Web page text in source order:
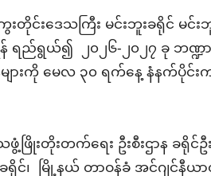
းတိုင်းဒေသကြီး မင်းဘူးခရိုင် မင်
ရည်ရွယ်၍ ၂၀၂၆-၂၀၂၇ ခု ဘဏ္ဍ
းကို မေလ ၃၀ ရက်နေ့ နံနက်ပိုင်းက
ဖြိုးတိုးတက်ရေး ဦးစီးဌာန ခရိုင်ဦ
ခရိုင်၊ မြို့နယ် တာဝန်ခံ အင်ဂျင်နီ